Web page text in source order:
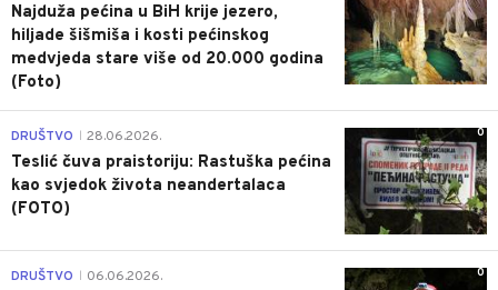
Najduža pećina u BiH krije jezero,
hiljade šišmiša i kosti pećinskog
medvjeda stare više od 20.000 godina
(Foto)
0
DRUŠTVO 28.06.2026.
Teslić čuva praistoriju: Rastuška pećina
kao svjedok života neandertalaca
(FOTO)
0
DRUŠTVO 06.06.2026.